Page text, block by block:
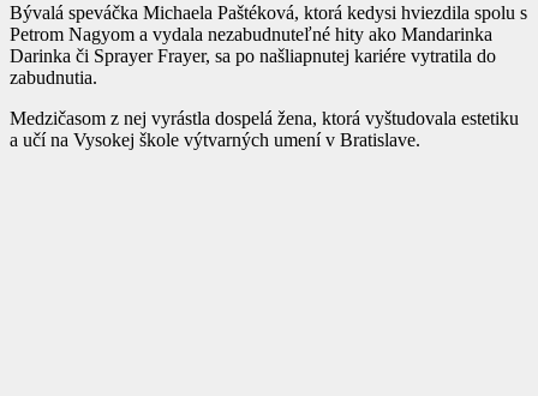
Bývalá speváčka Michaela Paštéková, ktorá kedysi hviezdila spolu s
Petrom Nagyom a vydala nezabudnuteľné hity ako Mandarinka
Darinka či Sprayer Frayer, sa po našliapnutej kariére vytratila do
zabudnutia.
Medzičasom z nej vyrástla dospelá žena, ktorá vyštudovala estetiku
a učí na Vysokej škole výtvarných umení v Bratislave.